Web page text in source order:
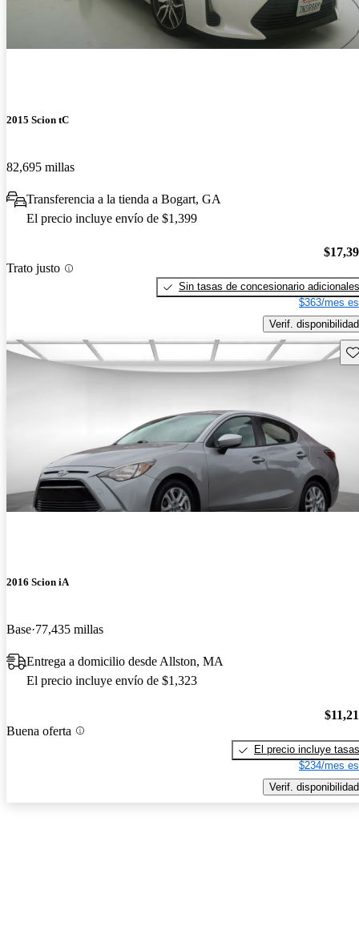
2015 Scion tC
82,695 millas
Transferencia a la tienda a Bogart, GA
El precio incluye envío de $1,399
Trato justo
Sin tasas de concesionario adicionales
$363/mes
Verif. disponibilidad
2016 Scion iA
Base 77,435 millas
Entrega a domicilio desde Allston, MA
El precio incluye envío de $1,323
Buena oferta
El precio incluye tasas
$234/mes
Verif. disponibilidad